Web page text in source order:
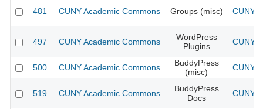
481 CUNY Academic Commons Groups (misc) CUNY
497 CUNY Academic Commons
WordPress
Plugins
CUNY
500 CUNY Academic Commons
BuddyPress
(misc)
CUNY
519 CUNY Academic Commons
BuddyPress
Docs
CUNY